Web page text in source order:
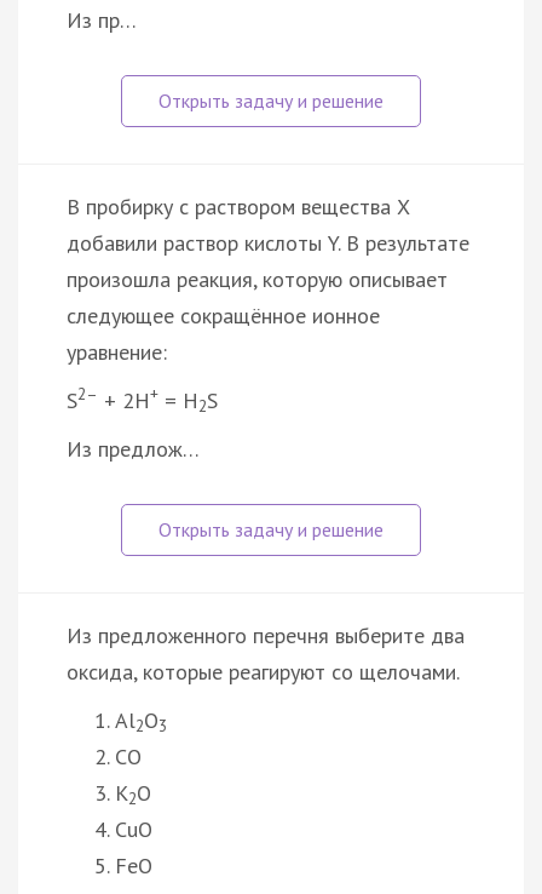
Из пр…
В пробирку с раствором вещества X
добавили раствор кислоты Y. В результате
произошла реакция, которую описывает
следующее сокращённое ионное
уравнение:
S2– + 2Н+ = H2S
Из предлож…
Из предложенного перечня выберите два
оксида, которые реагируют со щелочами.
Al2O3
CO
K2O
CuO
FeO